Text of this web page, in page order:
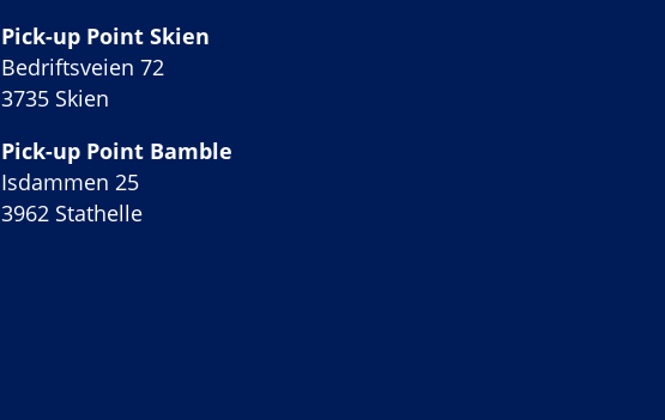
Pick-up Point Skien
Bedriftsveien 72
3735 Skien
Pick-up Point Bamble
Isdammen 25
3962 Stathelle